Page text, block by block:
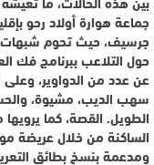
جماعة هوارة أولاد رحو
جرسيف، حيث تحوم
حول التلاعب ببرنامج فك
عن عدد من الدواوير، وعلى
سهب الديب، مشيوة،
الطويل. القصة، كما يرويها
الساكنة من خلال عريضة
ومدعمة بنسخ بطائق